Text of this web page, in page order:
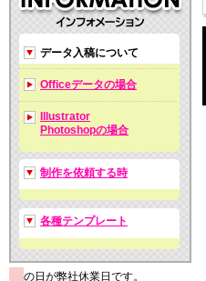
データ入稿について
Officeデータの場合
Illustrator
Photoshopの場合
制作を依頼する時
各種テンプレート
の日が弊社休業日です。